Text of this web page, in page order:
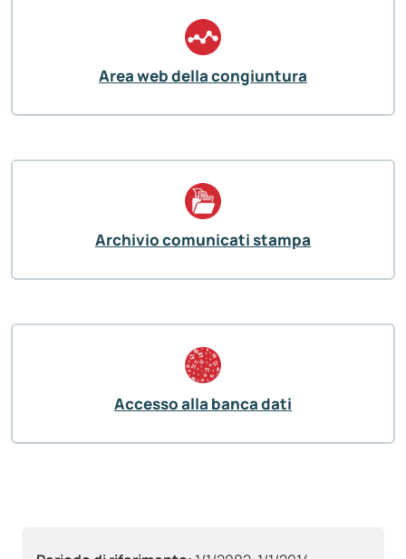
Area web della congiuntura
Archivio comunicati stampa
Accesso alla banca dati